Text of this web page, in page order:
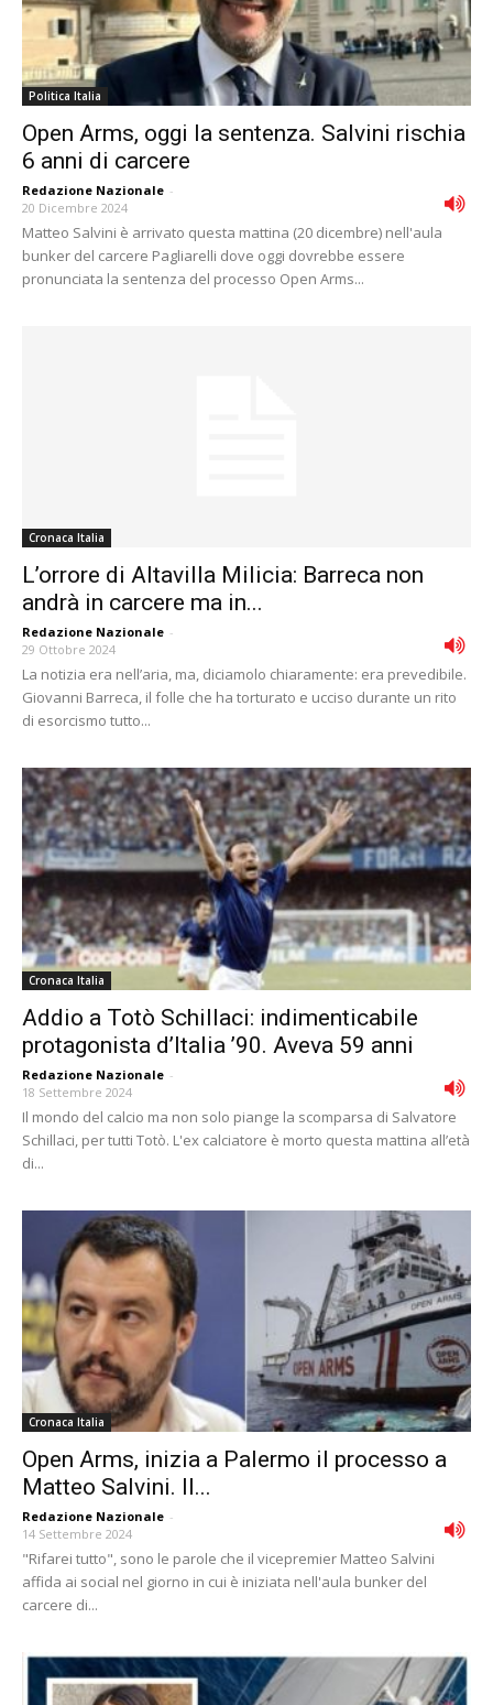
Politica Italia
Open Arms, oggi la sentenza. Salvini rischia
6 anni di carcere
Redazione Nazionale -
20 Dicembre 2024
Matteo Salvini è arrivato questa mattina (20 dicembre) nell'aula
bunker del carcere Pagliarelli dove oggi dovrebbe essere
pronunciata la sentenza del processo Open Arms...
Cronaca Italia
L’orrore di Altavilla Milicia: Barreca non
andrà in carcere ma in...
Redazione Nazionale -
29 Ottobre 2024
La notizia era nell’aria, ma, diciamolo chiaramente: era prevedibile.
Giovanni Barreca, il folle che ha torturato e ucciso durante un rito
di esorcismo tutto...
Cronaca Italia
Addio a Totò Schillaci: indimenticabile
protagonista d’Italia ’90. Aveva 59 anni
Redazione Nazionale -
18 Settembre 2024
Il mondo del calcio ma non solo piange la scomparsa di Salvatore
Schillaci, per tutti Totò. L'ex calciatore è morto questa mattina all’età
di...
Cronaca Italia
Open Arms, inizia a Palermo il processo a
Matteo Salvini. Il...
Redazione Nazionale -
14 Settembre 2024
"Rifarei tutto", sono le parole che il vicepremier Matteo Salvini
affida ai social nel giorno in cui è iniziata nell'aula bunker del
carcere di...